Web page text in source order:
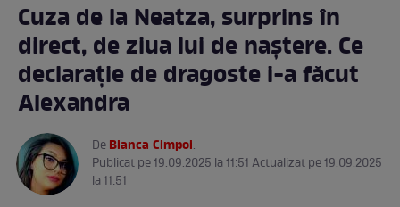
Cuza de la Neatza, surprins în
direct, de ziua lui de naștere. Ce
declarație de dragoste i-a făcut
Alexandra
DeBianca Cimpoi.
Publicat pe 19.09.2025 la 11:51 Actualizat pe 19.09.2025
la 11:51